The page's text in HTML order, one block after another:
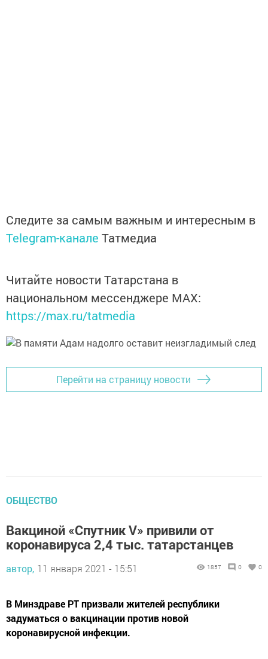
Следите за самым важным и интересным в
Telegram-канале Татмедиа
Читайте новости Татарстана в
национальном мессенджере MАХ:
https://max.ru/tatmedia
Перейти на страницу новости
ОБЩЕСТВО
Вакциной «Спутник V» привили от
коронавируса 2,4 тыс. татарстанцев
автор, 11 января 2021 - 15:51 1857 0 0
В Минздраве РТ призвали жителей республики
задуматься о вакцинации против новой
коронавирусной инфекции.